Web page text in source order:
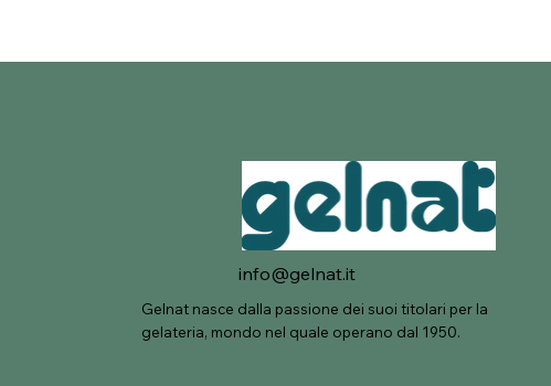
info@gelnat.it
Gelnat nasce dalla passione dei suoi titolari per la
gelateria, mondo nel quale operano dal 1950.